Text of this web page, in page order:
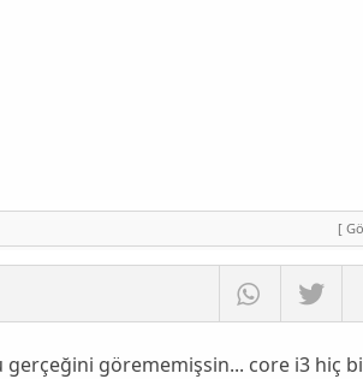
[
gerçeğini görememişsin... core i3 hiç